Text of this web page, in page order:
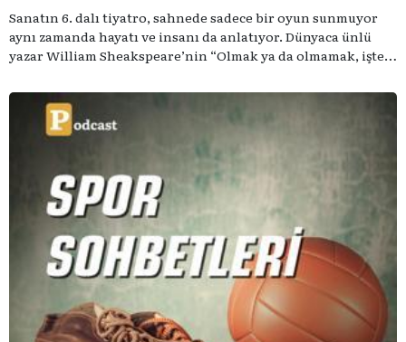
Sanatın 6. dalı tiyatro, sahnede sadece bir oyun sunmuyor
aynı zamanda hayatı ve insanı da anlatıyor. Dünyaca ünlü
yazar William Sheakspeare’nin “Olmak ya da olmamak, işte
serimizde; tiyatroyu, alanının uzman isimleriyle
konuşuyoruz..